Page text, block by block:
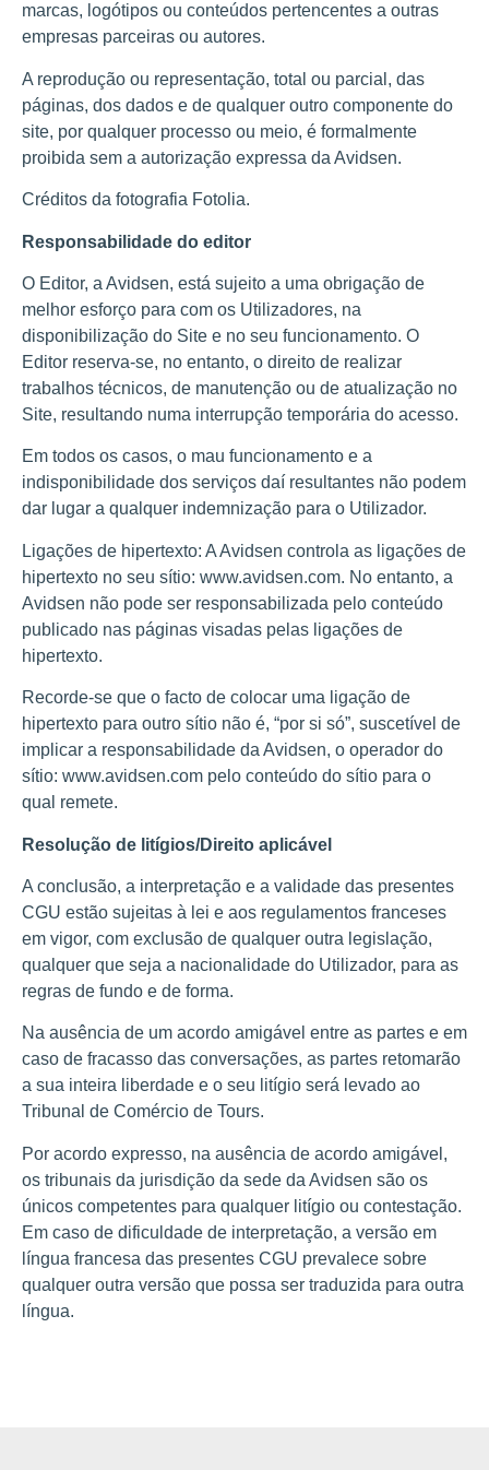
marcas, logótipos ou conteúdos pertencentes a outras
empresas parceiras ou autores.
A reprodução ou representação, total ou parcial, das
páginas, dos dados e de qualquer outro componente do
site, por qualquer processo ou meio, é formalmente
proibida sem a autorização expressa da Avidsen.
Créditos da fotografia Fotolia.
Responsabilidade do editor
O Editor, a Avidsen, está sujeito a uma obrigação de
melhor esforço para com os Utilizadores, na
disponibilização do Site e no seu funcionamento. O
Editor reserva-se, no entanto, o direito de realizar
trabalhos técnicos, de manutenção ou de atualização no
Site, resultando numa interrupção temporária do acesso.
Em todos os casos, o mau funcionamento e a
indisponibilidade dos serviços daí resultantes não podem
dar lugar a qualquer indemnização para o Utilizador.
Ligações de hipertexto: A Avidsen controla as ligações de
hipertexto no seu sítio: www.avidsen.com. No entanto, a
Avidsen não pode ser responsabilizada pelo conteúdo
publicado nas páginas visadas pelas ligações de
hipertexto.
Recorde-se que o facto de colocar uma ligação de
hipertexto para outro sítio não é, “por si só”, suscetível de
implicar a responsabilidade da Avidsen, o operador do
sítio: www.avidsen.com pelo conteúdo do sítio para o
qual remete.
Resolução de litígios/Direito aplicável
A conclusão, a interpretação e a validade das presentes
CGU estão sujeitas à lei e aos regulamentos franceses
em vigor, com exclusão de qualquer outra legislação,
qualquer que seja a nacionalidade do Utilizador, para as
regras de fundo e de forma.
Na ausência de um acordo amigável entre as partes e em
caso de fracasso das conversações, as partes retomarão
a sua inteira liberdade e o seu litígio será levado ao
Tribunal de Comércio de Tours.
Por acordo expresso, na ausência de acordo amigável,
os tribunais da jurisdição da sede da Avidsen são os
únicos competentes para qualquer litígio ou contestação.
Em caso de dificuldade de interpretação, a versão em
língua francesa das presentes CGU prevalece sobre
qualquer outra versão que possa ser traduzida para outra
língua.